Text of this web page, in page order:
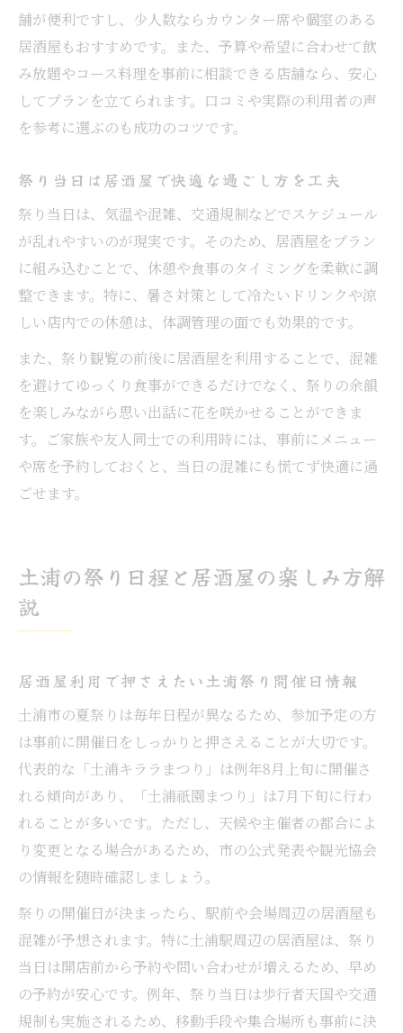
舗が便利ですし、少人数ならカウンター席や個室のある
居酒屋もおすすめです。また、予算や希望に合わせて飲
み放題やコース料理を事前に相談できる店舗なら、安心
してプランを立てられます。口コミや実際の利用者の声
を参考に選ぶのも成功のコツです。
祭り当日は居酒屋で快適な過ごし方を工夫
祭り当日は、気温や混雑、交通規制などでスケジュール
が乱れやすいのが現実です。そのため、居酒屋をプラン
に組み込むことで、休憩や食事のタイミングを柔軟に調
整できます。特に、暑さ対策として冷たいドリンクや涼
しい店内での休憩は、体調管理の面でも効果的です。
また、祭り観覧の前後に居酒屋を利用することで、混雑
を避けてゆっくり食事ができるだけでなく、祭りの余韻
を楽しみながら思い出話に花を咲かせることができま
す。ご家族や友人同士での利用時には、事前にメニュー
や席を予約しておくと、当日の混雑にも慌てず快適に過
ごせます。
土浦の祭り日程と居酒屋の楽しみ方解
説
居酒屋利用で押さえたい土浦祭り開催日情報
土浦市の夏祭りは毎年日程が異なるため、参加予定の方
は事前に開催日をしっかりと押さえることが大切です。
代表的な「土浦キララまつり」は例年8月上旬に開催さ
れる傾向があり、「土浦祇園まつり」は7月下旬に行わ
れることが多いです。ただし、天候や主催者の都合によ
り変更となる場合があるため、市の公式発表や観光協会
の情報を随時確認しましょう。
祭りの開催日が決まったら、駅前や会場周辺の居酒屋も
混雑が予想されます。特に土浦駅周辺の居酒屋は、祭り
当日は開店前から予約や問い合わせが増えるため、早め
の予約が安心です。例年、祭り当日は歩行者天国や交通
規制も実施されるため、移動手段や集合場所も事前に決